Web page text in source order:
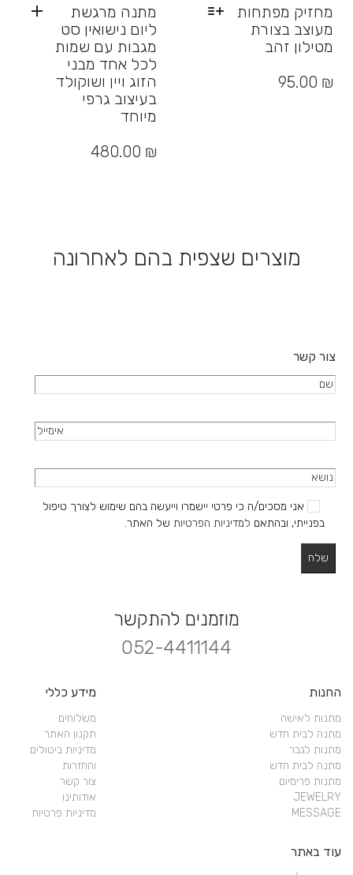
מתנה מרגשת
ליום נישואין סט
מגבות עם שמות
לכל אחד מבני
הזוג ויין ושוקולד
בעיצוב גרפי
מיוחד
480.00 ₪
מחזיק מפתחות
מעוצב בצורת
מטילון זהב
זה 95.00 ₪
מוצרים שצפית בהם לאחרונה
צור קשר
אני מסכים/ה כי פרטי יישמרו וייעשה בהם שימוש לצורך טיפול
בפנייתי, ובהתאם למדיניות הפרטיות של האתר.
מוזמנים להתקשר
052-4411144
החנות
מתנות לאישה
מתנה לבית חדש
מתנות לגבר
מתנה לבית חדש
מתנות פרימיום
JEWELRY
MESSAGE
מידע כללי
משלוחים
תקנון האתר
מדיניות ביטולים
והחזרות
צור קשר
אודותינו
מדיניות פרטיות
עוד באתר